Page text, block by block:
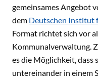
gemeinsames Angebot
dem Deutschen Institut
Format richtet sich vor
Kommunalverwaltung.
es die Möglichkeit, dass
untereinander in einem